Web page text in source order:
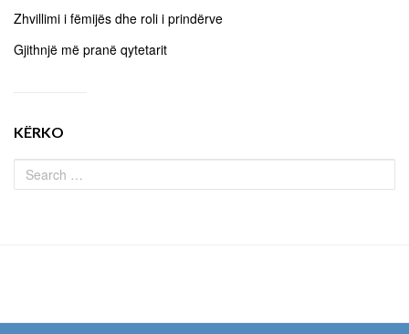
Zhvillimi i fëmijës dhe roli i prindërve
Gjithnjë më pranë qytetarit
KËRKO